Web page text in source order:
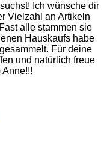
Ich wünsche dir
Vielzahl an Artikeln
alle stammen sie
Hauskaufs habe
Für deine
und natürlich freue